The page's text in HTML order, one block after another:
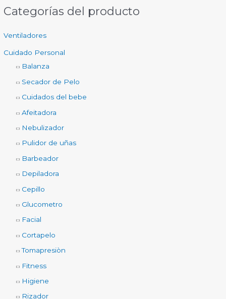
Categorías del producto
Ventiladores
Cuidado Personal
Balanza
Secador de Pelo
Cuidados del bebe
Afeitadora
Nebulizador
Pulidor de uñas
Barbeador
Depiladora
Cepillo
Glucometro
Facial
Cortapelo
Tomapresiòn
Fitness
Higiene
Rizador